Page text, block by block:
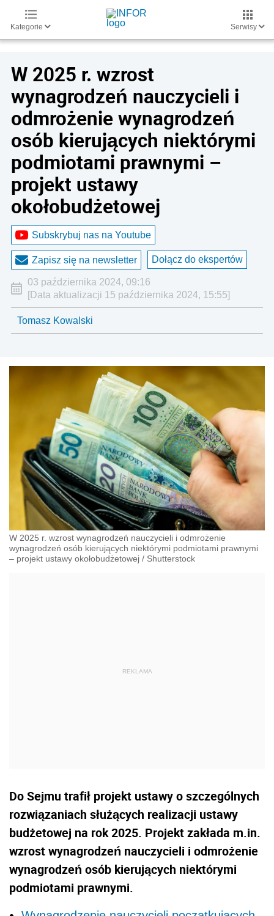
Kategorie Serwisy
W 2025 r. wzrost
wynagrodzeń nauczycieli i
odmrożenie wynagrodzeń
osób kierujących niektórymi
podmiotami prawnymi –
projekt ustawy
okołobudżetowej
Subskrybuj nas na Youtube
Zapisz się na newsletter Dołącz do ekspertów
03 października 2024, 09:16
[Data aktualizacji 15 października 2024, 15:55]
Tomasz Kowalski
W 2025 r. wzrost wynagrodzeń nauczycieli i odmrożenie
wynagrodzeń osób kierujących niektórymi podmiotami prawnymi
– projekt ustawy okołobudżetowej / Shutterstock
Do Sejmu trafił projekt ustawy o szczególnych
rozwiązaniach służących realizacji ustawy
budżetowej na rok 2025. Projekt zakłada m.in.
wzrost wynagrodzeń nauczycieli i odmrożenie
wynagrodzeń osób kierujących niektórymi
podmiotami prawnymi.